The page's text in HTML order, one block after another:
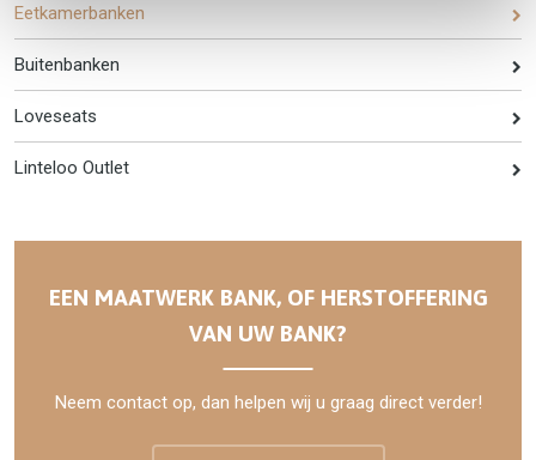
Eetkamerbanken
Buitenbanken
Loveseats
Linteloo Outlet
EEN MAATWERK BANK, OF HERSTOFFERING
VAN UW BANK?
Neem contact op, dan helpen wij u graag direct verder!